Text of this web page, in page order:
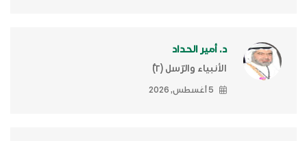
د. أمير الحداد
الأنبياء والرّسل (٢)ّ
5 أغسطس, 2026